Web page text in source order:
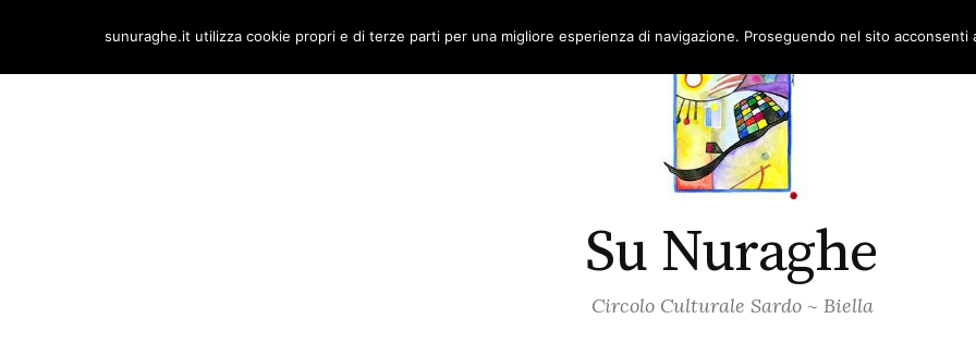
content
Su Nuraghe
Circolo Culturale Sardo ~ Biella
sunuraghe.it utilizza cookie propri e di terze parti per una migliore esperienza di navigazione. Proseguendo nel sito acconsenti